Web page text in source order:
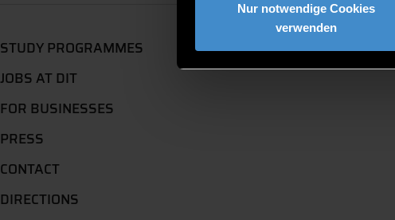
Nur notwendige Cookies
verwenden
STUDY PROGRAMMES
JOBS AT DIT
FOR BUSINESSES
PRESS
CONTACT
DIRECTIONS